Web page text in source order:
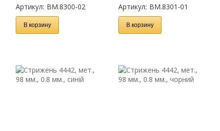
Артикул: BM.8300-02
В корзину
Артикул: BM.8301-01
В корзину